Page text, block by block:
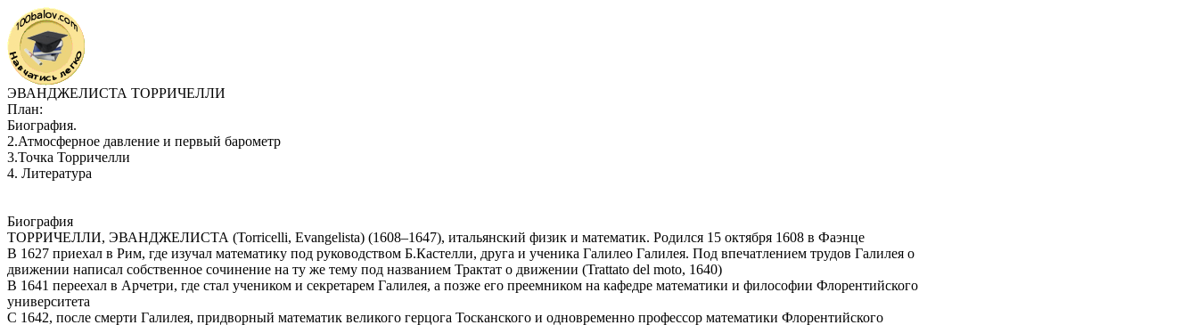
ЭВАНДЖЕЛИСТА ТОРРИЧЕЛЛИ
План:
Биография.
2.Атмосферное давление и первый барометр
3.Точка Торричелли
4. Литература
Биография
ТОРРИЧЕЛЛИ, ЭВАНДЖЕЛИСТА (Torricelli, Evangelista) (1608–1647), итальянский физик и математик. Родился 15 октября 1608 в Фаэнце
В 1627 приехал в Рим, где изучал математику под руководством Б.Кастелли, друга и ученика Галилео Галилея. Под впечатлением трудов Галилея о
движении написал собственное сочинение на ту же тему под названием Трактат о движении (Trattato del moto, 1640)
В 1641 переехал в Арчетри, где стал учеником и секретарем Галилея, а позже его преемником на кафедре математики и философии Флорентийского
университета
С 1642, после смерти Галилея, придворный математик великого герцога Тосканского и одновременно профессор математики Флорентийского